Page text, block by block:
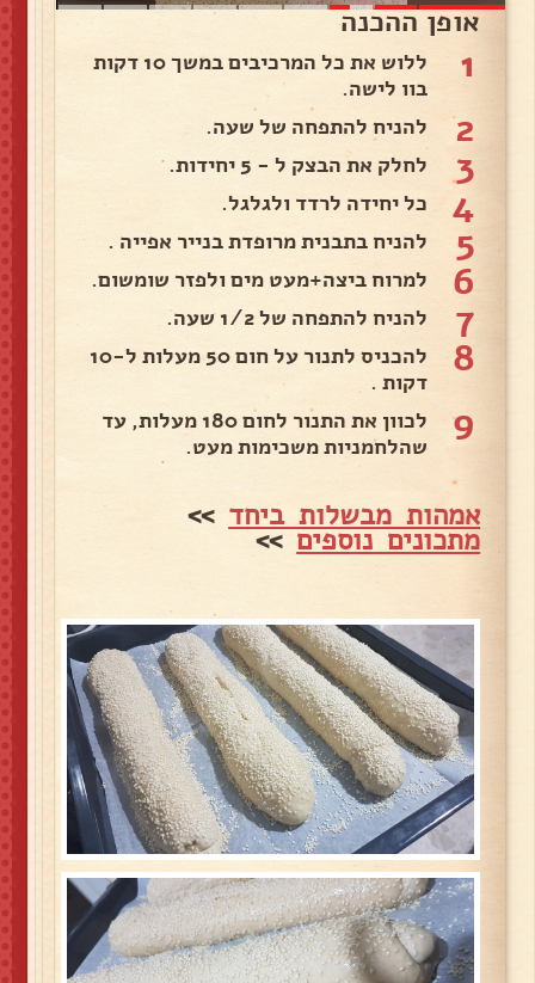
אופן ההכנה
1
ללוש את כל המרכיבים במשך 10 דקות
בוו לישה.
2 להניח להתפחה של שעה.
3 לחלק את הבצק ל - 5 יחידות.
4 כל יחידה לרדד ולגלגל.
5 להניח בתבנית מרופדת בנייר אפייה .
6 למרוח ביצה+מעט מים ולפזר שומשום.
7 להניח להתפחה של 1/2 שעה.
8
להכניס לתנור על חום 50 מעלות ל-10
דקות .
9
לכוון את התנור לחום 180 מעלות, עד
שהלחמניות משכימות מעט.
אמהות מבשלות ביחד >>
מתכונים נוספים>>